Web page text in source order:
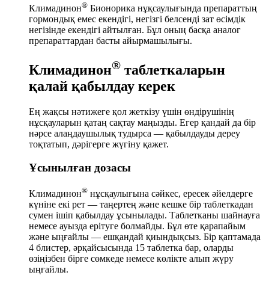
Климадинон® Бионорика нұқсаулығында препараттың
гормондық емес екендігі, негізгі белсенді зат өсімдік
негізінде екендігі айтылған. Бұл оның басқа аналог
препараттардан басты айырмашылығы.
Климадинон® таблеткаларын
қалай қабылдау керек
Ең жақсы нәтижеге қол жеткізу үшін өндірушінің
нұсқауларын қатаң сақтау маңызды. Егер қандай да бір
нәрсе алаңдаушылық тудырса — қабылдауды дереу
тоқтатып, дәрігерге жүгіну қажет.
Ұсынылған дозасы
Климадинон® нұсқаулығына сәйкес, ересек әйелдерге
күніне екі рет — таңертең және кешке бір таблеткадан
сумен ішіп қабылдау ұсынылады. Таблетканы шайнауға
немесе ауызда ерітуге болмайды. Бұл өте қарапайым
және ыңғайлы — ешқандай қиындықсыз. Бір қаптамада
4 блистер, әрқайсысында 15 таблетка бар, оларды
өзіңізбен бірге сөмкеде немесе көлікте алып жүру
ыңғайлы.